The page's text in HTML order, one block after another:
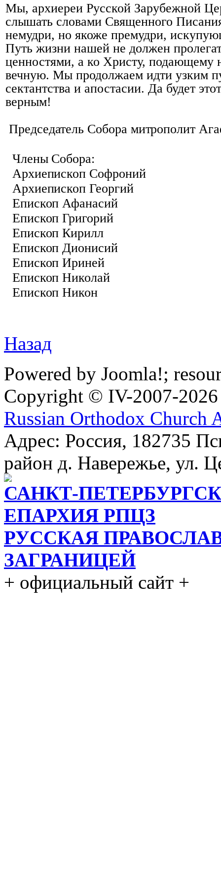
Мы, архиереи Русской Зарубежной
слышать словами Священного
немудри, но якоже премудри,
Путь жизни нашей не должен
ценностями, а ко Христу, подающему
вечную. Мы продолжаем идти узким
сектантства и апостасии. Да будет
верным!
Председатель Собора митрополит
Члены Собора:
Архиепископ Софроний
Архиепископ Георгий
Епископ Афанасий
Епископ Григорий
Епископ Кирилл
Епископ Дионисий
Епископ Ириней
Епископ Николай
Епископ Никон
Назад
Powered by Joomla!;
Copyright © IV-2007-2026
Russian Orthodox Church
Адрес: Россия, 182735
район д. Навережье, ул.
САНКТ-
ЕПАРХИЯ РПЦЗ
РУССКАЯ
ЗАГРАНИЦЕЙ
+ официальный сайт +